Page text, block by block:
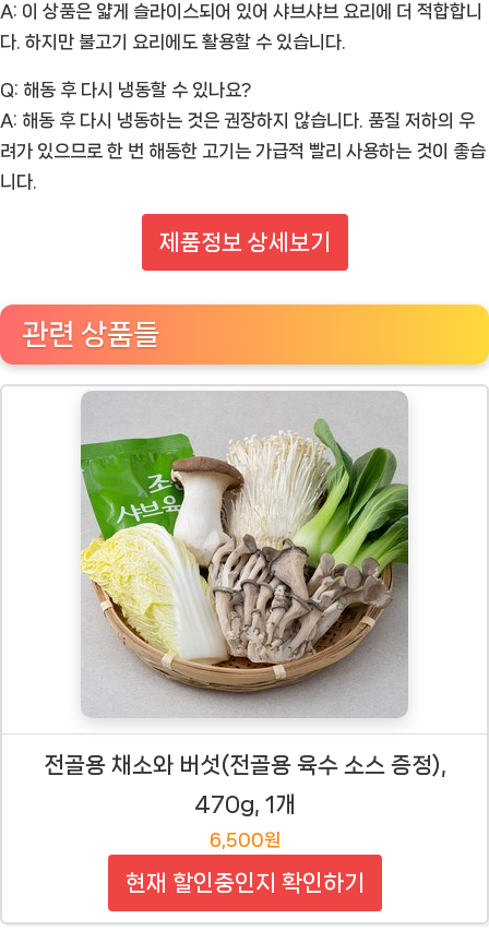
A: 이 상품은 얇게 슬라이스되어 있어 샤브샤브 요리에 더 적합합니
다. 하지만 불고기 요리에도 활용할 수 있습니다.
Q: 해동 후 다시 냉동할 수 있나요?
A: 해동 후 다시 냉동하는 것은 권장하지 않습니다. 품질 저하의 우
려가 있으므로 한 번 해동한 고기는 가급적 빨리 사용하는 것이 좋습
니다.
제품정보 상세보기
관련 상품들
전골용 채소와 버섯(전골용 육수 소스 증정),
470g, 1개
6,500원
현재 할인중인지 확인하기